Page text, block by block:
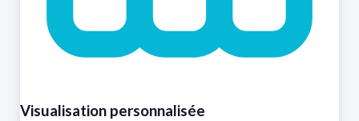
Visualisation personnalisée